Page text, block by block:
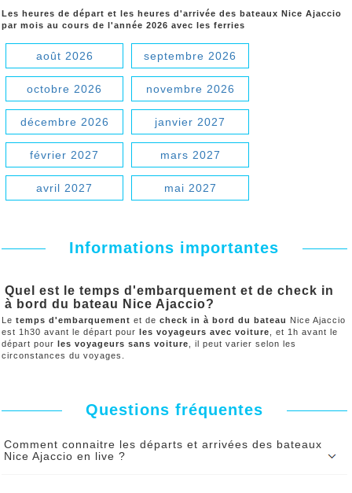
Les heures de départ et les heures d'arrivée des bateaux Nice Ajaccio
par mois au cours de l'année 2026 avec les ferries
août 2026 septembre 2026
octobre 2026 novembre 2026
décembre 2026 janvier 2027
février 2027 mars 2027
avril 2027 mai 2027
Informations importantes
Quel est le temps d'embarquement et de check in
à bord du bateau Nice Ajaccio?
Le temps d'embarquement et de check in à bord du bateau Nice Ajaccio
est 1h30 avant le départ pour les voyageurs avec voiture , et 1h avant le
départ pour les voyageurs sans voiture , il peut varier selon les
circonstances du voyages.
Questions fréquentes
Comment connaitre les départs et arrivées des bateaux
Nice Ajaccio en live ?